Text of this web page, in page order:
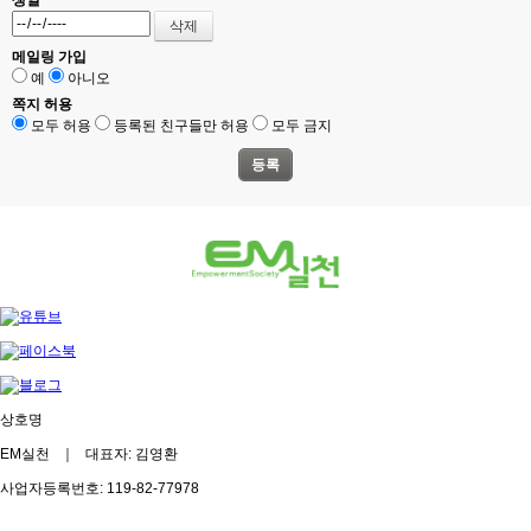
메일링 가입
예
아니오
쪽지 허용
모두 허용
등록된 친구들만 허용 모두 금지
상호명
EM실천 ｜ 대표자: 김영환
사업자등록번호: 119-82-77978